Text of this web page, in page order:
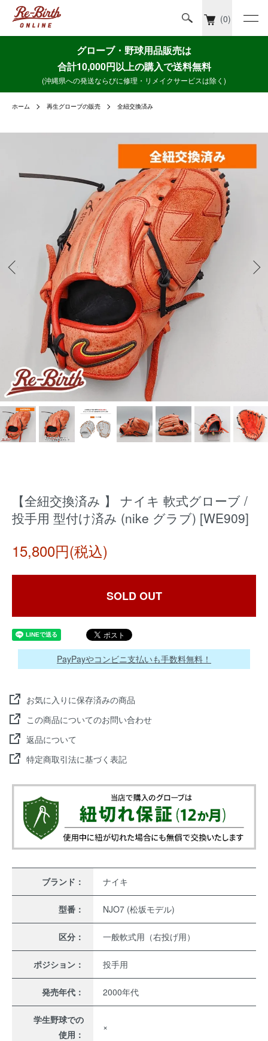
(0)
グローブ・野球用品販売は
合計10,000円以上の購入で送料無料
(沖縄県への発送ならびに修理・リメイクサービスは除く)
ホーム 再生グローブの販売 全紐交換済み
【全紐交換済み 】 ナイキ 軟式グローブ /
投手用 型付け済み (nike グラブ) [WE909]
15,800円(税込)
SOLD OUT
PayPayやコンビニ支払いも手数料無料！
お気に入りに保存済みの商品
この商品についてのお問い合わせ
返品について
特定商取引法に基づく表記
ブランド： ナイキ
型番： NJO7 (松坂モデル)
区分： 一般軟式用（右投げ用）
ポジション： 投手用
発売年代： 2000年代
学生野球での
使用：
×